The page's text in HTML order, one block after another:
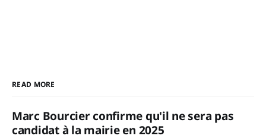
READ MORE
Marc Bourcier confirme qu'il ne sera pas
candidat à la mairie en 2025